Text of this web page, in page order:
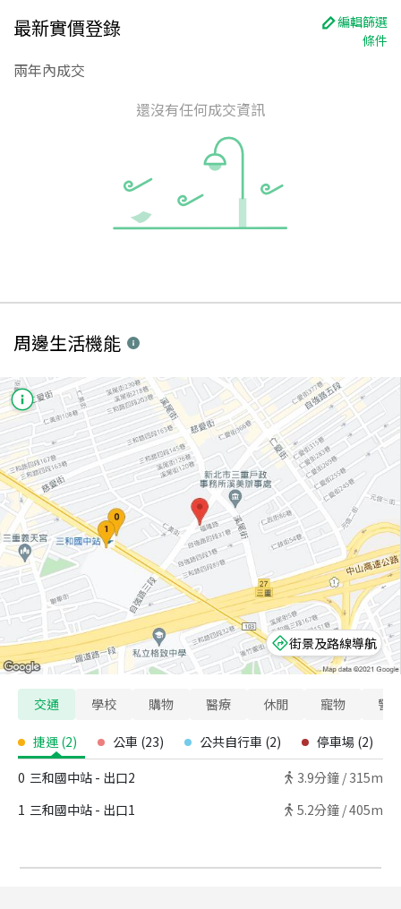
最新實價登錄
編輯篩選
條件
兩年內成交
還沒有任何成交資訊
周邊生活機能
街景及路線導航
交通 學校 購物 醫療 休閒 寵物 警
捷運 (2) 公車 (23) 公共自行車 (2) 停車場 (2)
0 三和國中站 - 出口2 3.9分鐘 / 315m
1 三和國中站 - 出口1 5.2分鐘 /405m